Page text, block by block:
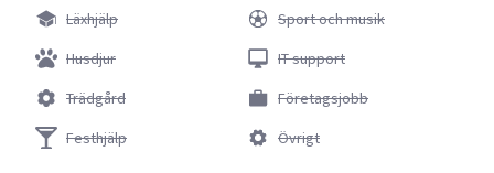
Läxhjälp
Husdjur
Trädgård
Festhjälp
Sport och musik
IT support
Företagsjobb
Övrigt